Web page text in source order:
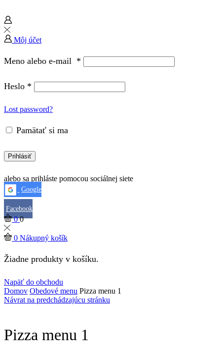
Môj účet
Meno alebo e-mail *
Heslo *
Lost password?
Pamätať si ma
Prihlásiť
alebo sa prihláste pomocou sociálnej siete
Google
Facebook
00
0 Nákupný košík
Žiadne produkty v košíku.
Napäť do obchodu
Domov Obedové menu Pizza menu 1
Návrat na predchádzajúcu stránku
Pizza menu 1